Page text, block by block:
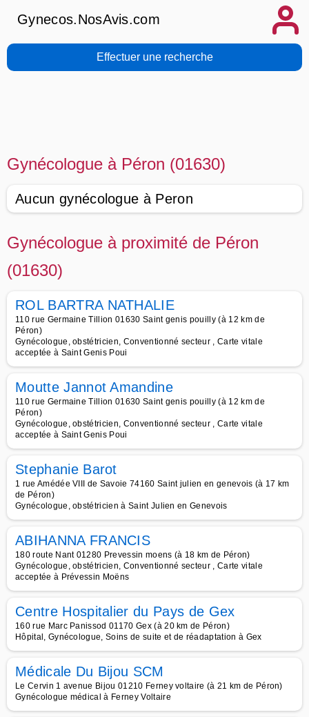
Gynecos.NosAvis.com
Effectuer une recherche
Gynécologue à Péron (01630)
Aucun gynécologue à Peron
Gynécologue à proximité de Péron
(01630)
ROL BARTRA NATHALIE
110 rue Germaine Tillion 01630 Saint genis pouilly (à 12 km de
Péron)
Gynécologue, obstétricien, Conventionné secteur , Carte vitale
acceptée à Saint Genis Poui
Moutte Jannot Amandine
110 rue Germaine Tillion 01630 Saint genis pouilly (à 12 km de
Péron)
Gynécologue, obstétricien, Conventionné secteur , Carte vitale
acceptée à Saint Genis Poui
Stephanie Barot
1 rue Amédée VIII de Savoie 74160 Saint julien en genevois (à 17 km
de Péron)
Gynécologue, obstétricien à Saint Julien en Genevois
ABIHANNA FRANCIS
180 route Nant 01280 Prevessin moens (à 18 km de Péron)
Gynécologue, obstétricien, Conventionné secteur , Carte vitale
acceptée à Prévessin Moëns
Centre Hospitalier du Pays de Gex
160 rue Marc Panissod 01170 Gex (à 20 km de Péron)
Hôpital, Gynécologue, Soins de suite et de réadaptation à Gex
Médicale Du Bijou SCM
Le Cervin 1 avenue Bijou 01210 Ferney voltaire (à 21 km de Péron)
Gynécologue médical à Ferney Voltaire